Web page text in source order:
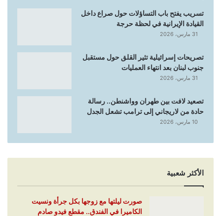
تسريب يفتح باب التساؤلات حول صراع داخل
القيادة الإيرانية في لحظة حرجة
31 مارس، 2026
تصريحات إسرائيلية تثير القلق حول مستقبل
جنوب لبنان بعد انتهاء العمليات
31 مارس، 2026
تصعيد لافت بين طهران وواشنطن.. رسالة
حادة من لاريجاني إلى ترامب تشعل الجدل
10 مارس، 2026
الأكثر شعبية
صورت ليلتها مع زوجها بكل جرأة ونسيت
الكاميرا في الفندق.. مقطع فيدو صادم